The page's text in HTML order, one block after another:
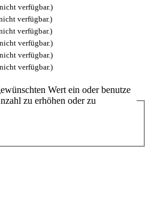
verfügbar.)
verfügbar.)
verfügbar.)
verfügbar.)
verfügbar.)
verfügbar.)
Wert ein oder benutze
zu erhöhen oder zu